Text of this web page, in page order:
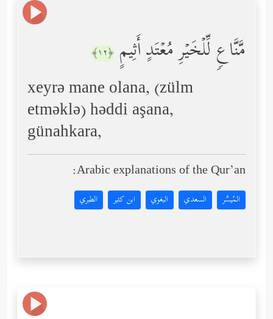
مَّنَّاعࣲ لِّلۡخَیۡرِ مُعۡتَدٍ أَثِیمٍ ﴿١٢﴾
xeyrə mane olana, (zülm
etməklə) həddi aşana,
günahkara,
Arabic explanations of the Qur’an:
المُيسَّر السعدي البغوي ابن كثير الطبري